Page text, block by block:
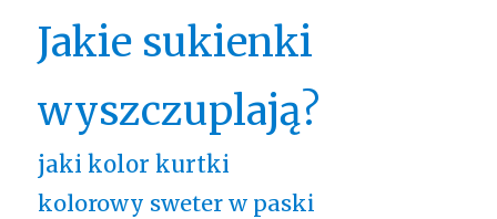
Jakie sukienki
wyszczuplają?
jaki kolor kurtki
kolorowy sweter w paski